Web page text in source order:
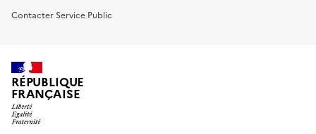
Contacter Service Public
RÉPUBLIQUE
FRANÇAISE